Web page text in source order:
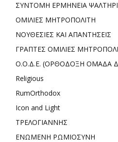
ΣΥΝΤΟΜΗ ΕΡΜΗΝΕΙΑ
ΟΜΙΛΙΕΣ ΜΗΤΡΟΠΟΛΙΤΗ
ΝΟΥΘΕΣΙΕΣ ΚΑΙ ΑΠΑΝΤΗΣΕΙΣ
ΓΡΑΠΤΕΣ ΟΜΙΛΙΕΣ
Ο.Ο.Δ.Ε. (ΟΡΘΟΔΟΞΗ ΟΜΑΔΑ
Religious
RumOrthodox
Icon and Light
ΤΡΕΛΟΓΙΑΝΝΗΣ
ΕΝΩΜΕΝΗ ΡΩΜΙΟΣΥΝΗ